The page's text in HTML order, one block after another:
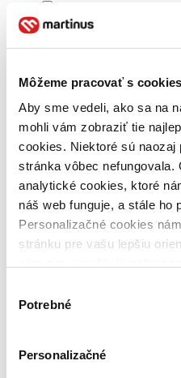
Môžeme pracovať s
Aby sme vedeli, ako sa na
mohli vám zobraziť tie
cookies. Niektoré sú naozaj
stránka vôbec nefungovala.
analytické cookies, ktoré
náš web funguje, a stále ho
Personalizačné cookies
stránku pre vašu lepšiu
nám pomohlo, keby sme
súhlasu
Potrebné
Personalizačné
zľavnené tituly (0 titulov)
Dostupnosť
predpredaj (0 titulov)
pripravujeme (0 titulov)
dostupná (bez
vypredaných)
Nové / čítané
nová (0 titulov) nová
čítaná (0 titulov)
čítaná - výborný stav (0
čítaná - mierne
opotrebovaná
Zúžiť výber